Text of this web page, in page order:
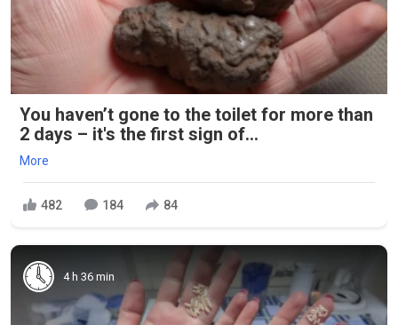
You haven’t gone to the toilet for more than
2 days – it's the first sign of...
More
482 184 84
4 h 36 min